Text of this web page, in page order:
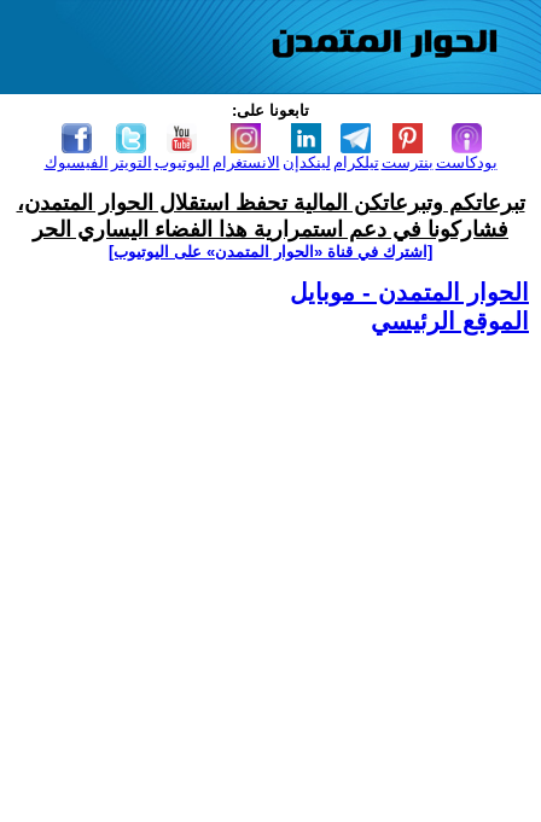
تابعونا على:
الفيسبوك التويتر اليوتيوب الانستغرام لينكدإن تيلكرامبنترست بودكاست
تبرعاتكم وتبرعاتكن المالية تحفظ استقلال الحوار المتمدن،
فشاركونا في دعم استمرارية هذا الفضاء اليساري الحر
[اشترك في قناة ‫«الحوار المتمدن» على اليوتيوب]
الحوار المتمدن - موبايل
الموقع الرئيسي